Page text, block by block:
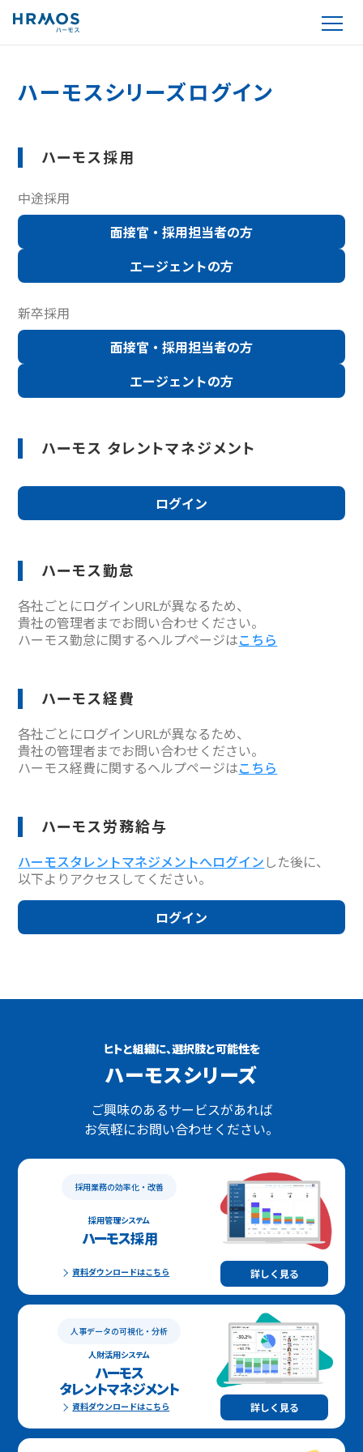
ハーモスシリーズログイン
ハーモス採用
中途採用
面接官・採用担当者の方
エージェントの方
新卒採用
面接官・採用担当者の方
エージェントの方
ハーモス タレントマネジメント
ログイン
ハーモス勤怠
各社ごとにログインURLが異なるため、
貴社の管理者までお問い合わせください。
ハーモス勤怠に関するヘルプページはこちら
ハーモス経費
各社ごとにログインURLが異なるため、
貴社の管理者までお問い合わせください。
ハーモス経費に関するヘルプページはこちら
ハーモス労務給与
ハーモスタレントマネジメントへログイン した後に、
以下よりアクセスしてください。
ログイン
ヒトと組織に、選択肢と可能性を
ハーモスシリーズ
ご興味のあるサービスがあれば
お気軽にお問い合わせください。
採用業務の効率化・改善
採用管理システム
ハーモス採用
資料ダウンロードはこちら 詳しく見る
人事データの可視化・分析
人財活用システム
ハーモス
タレントマネジメント
資料ダウンロードはこちら 詳しく見る